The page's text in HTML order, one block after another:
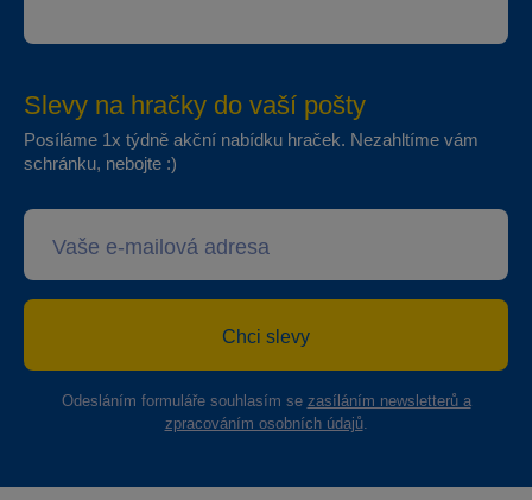
Slevy na hračky do vaší pošty
Posíláme 1x týdně akční nabídku hraček. Nezahltíme vám
schránku, nebojte :)
Chci slevy
Odesláním formuláře souhlasím se zasíláním newsletterů a
zpracováním osobních údajů.